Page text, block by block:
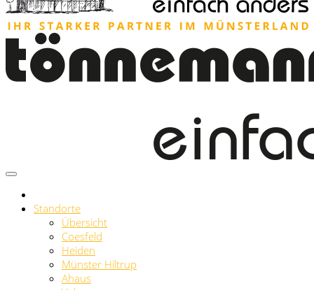
Standorte
Übersicht
Coesfeld
Heiden
Münster Hiltrup
Ahaus